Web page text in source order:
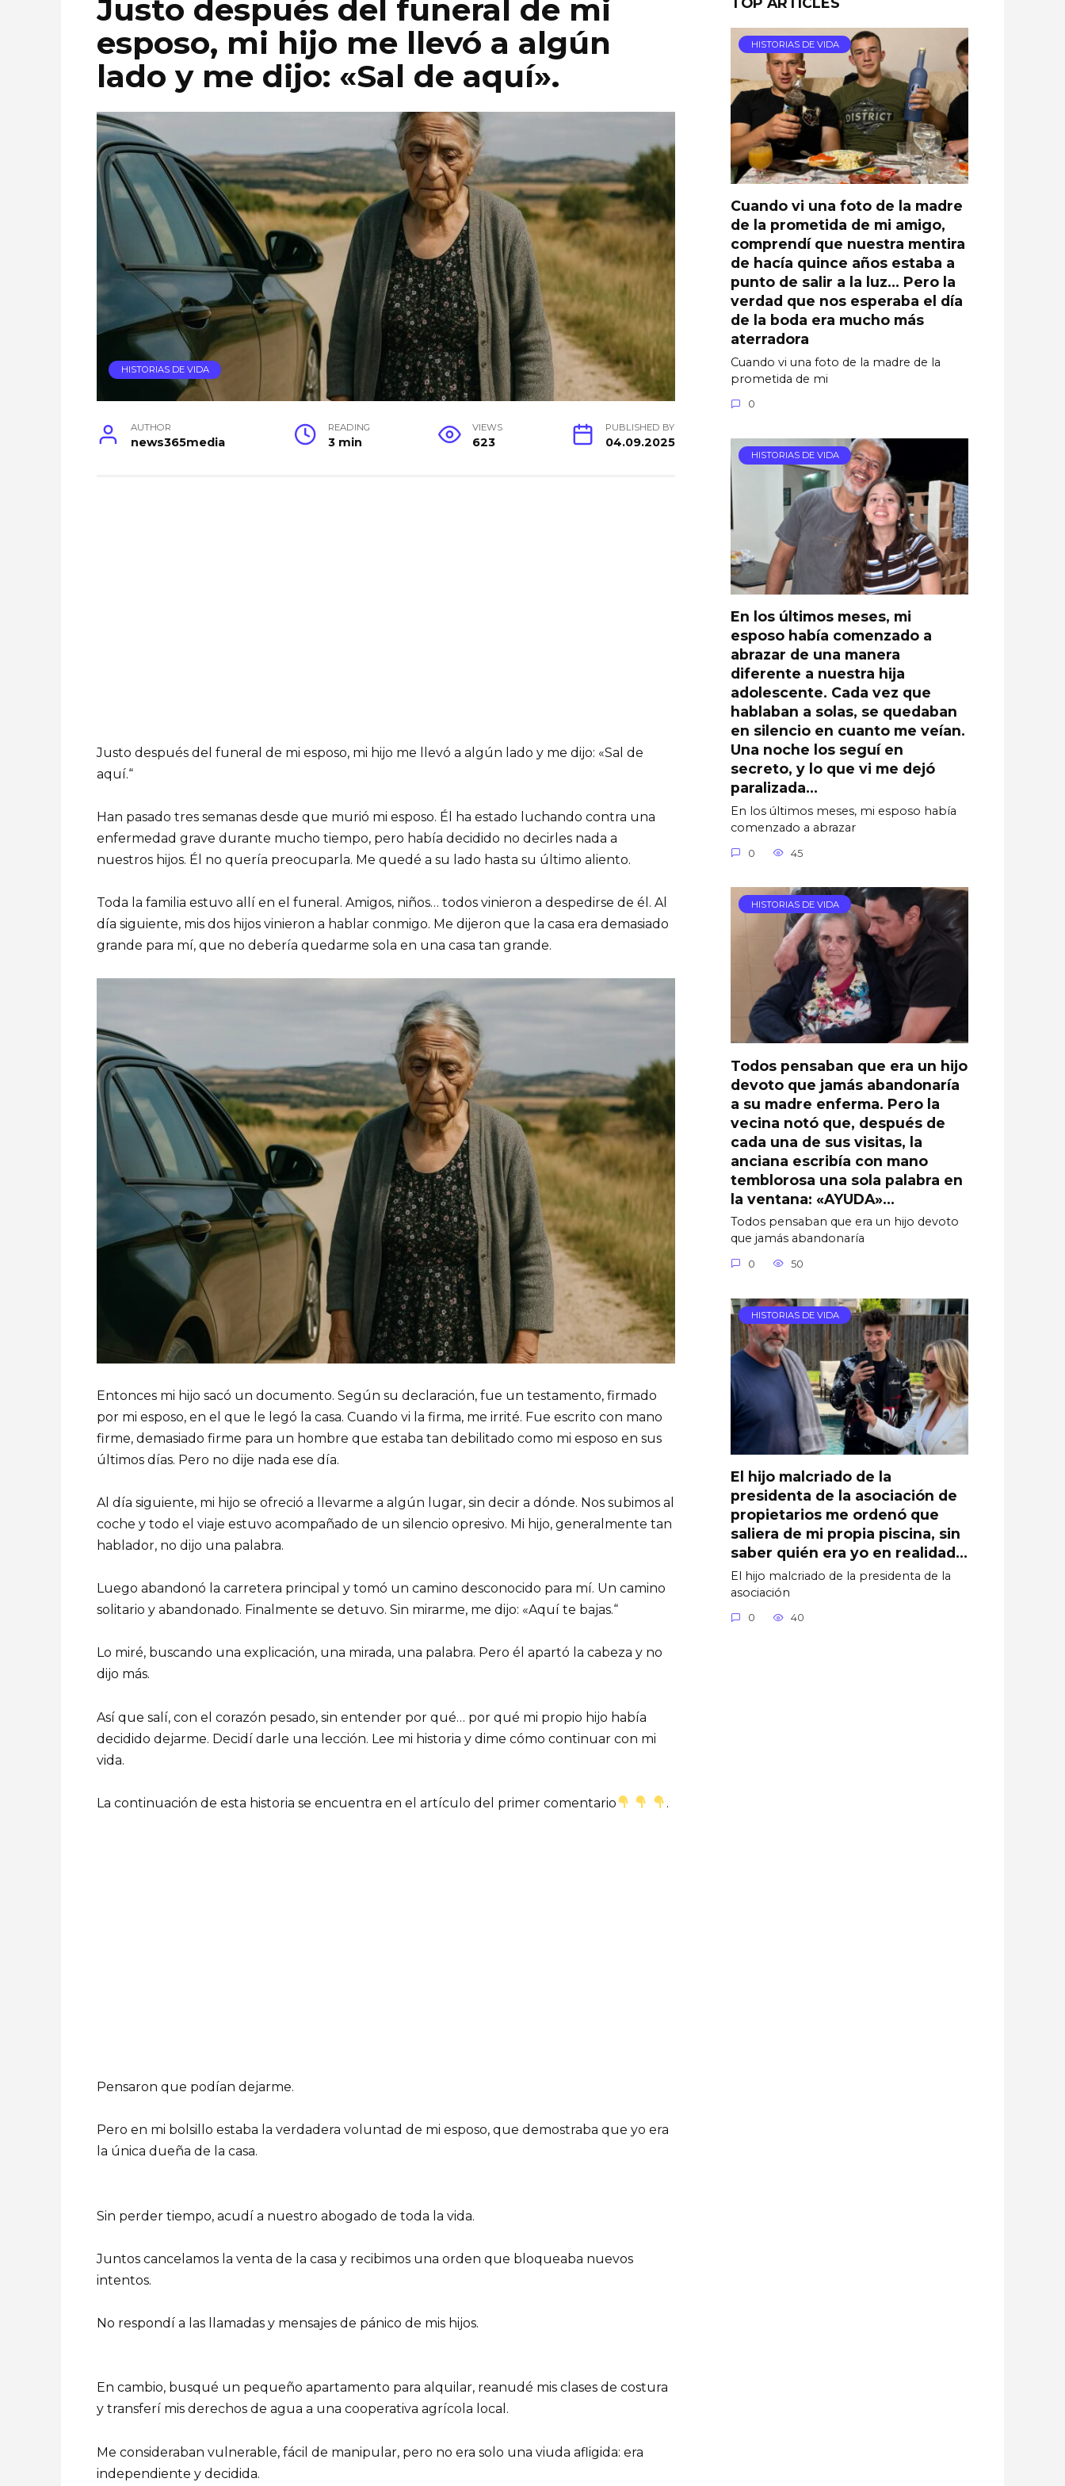
Justo después del funeral de mi
esposo, mi hijo me llevó a algún
lado y me dijo: «Sal de aquí».
HISTORIAS DE VIDA
AUTHOR
news365media
READING
3 min
VIEWS
623
PUBLISHED BY
04.09.2025
Justo después del funeral de mi esposo, mi hijo me llevó a algún lado y me dijo: «Sal de
aquí.“
Han pasado tres semanas desde que murió mi esposo. Él ha estado luchando contra una
enfermedad grave durante mucho tiempo, pero había decidido no decirles nada a
nuestros hijos. Él no quería preocuparla. Me quedé a su lado hasta su último aliento.
Toda la familia estuvo allí en el funeral. Amigos, niños… todos vinieron a despedirse de él. Al
día siguiente, mis dos hijos vinieron a hablar conmigo. Me dijeron que la casa era demasiado
grande para mí, que no debería quedarme sola en una casa tan grande.
Entonces mi hijo sacó un documento. Según su declaración, fue un testamento, firmado
por mi esposo, en el que le legó la casa. Cuando vi la firma, me irrité. Fue escrito con mano
firme, demasiado firme para un hombre que estaba tan debilitado como mi esposo en sus
últimos días. Pero no dije nada ese día.
Al día siguiente, mi hijo se ofreció a llevarme a algún lugar, sin decir a dónde. Nos subimos al
coche y todo el viaje estuvo acompañado de un silencio opresivo. Mi hijo, generalmente tan
hablador, no dijo una palabra.
Luego abandonó la carretera principal y tomó un camino desconocido para mí. Un camino
solitario y abandonado. Finalmente se detuvo. Sin mirarme, me dijo: «Aquí te bajas.“
Lo miré, buscando una explicación, una mirada, una palabra. Pero él apartó la cabeza y no
dijo más.
Así que salí, con el corazón pesado, sin entender por qué… por qué mi propio hijo había
decidido dejarme. Decidí darle una lección. Lee mi historia y dime cómo continuar con mi
vida.
La continuación de esta historia se encuentra en el artículo del primer comentario .
Pensaron que podían dejarme.
Pero en mi bolsillo estaba la verdadera voluntad de mi esposo, que demostraba que yo era
la única dueña de la casa.
Sin perder tiempo, acudí a nuestro abogado de toda la vida.
Juntos cancelamos la venta de la casa y recibimos una orden que bloqueaba nuevos
intentos.
No respondí a las llamadas y mensajes de pánico de mis hijos.
En cambio, busqué un pequeño apartamento para alquilar, reanudé mis clases de costura
y transferí mis derechos de agua a una cooperativa agrícola local.
Me consideraban vulnerable, fácil de manipular, pero no era solo una viuda afligida: era
independiente y decidida.
HISTORIAS DE VIDA
Cuando vi una foto de la madre
de la prometida de mi amigo,
comprendí que nuestra mentira
de hacía quince años estaba a
punto de salir a la luz… Pero la
verdad que nos esperaba el día
de la boda era mucho más
aterradora
Cuando vi una foto de la madre de la
prometida de mi
0
HISTORIAS DE VIDA
En los últimos meses, mi
esposo había comenzado a
abrazar de una manera
diferente a nuestra hija
adolescente. Cada vez que
hablaban a solas, se quedaban
en silencio en cuanto me veían.
Una noche los seguí en
secreto, y lo que vi me dejó
paralizada…
En los últimos meses, mi esposo había
comenzado a abrazar
0 45
HISTORIAS DE VIDA
Todos pensaban que era un hijo
devoto que jamás abandonaría
a su madre enferma. Pero la
vecina notó que, después de
cada una de sus visitas, la
anciana escribía con mano
temblorosa una sola palabra en
la ventana: «AYUDA»…
Todos pensaban que era un hijo devoto
que jamás abandonaría
0 50
HISTORIAS DE VIDA
El hijo malcriado de la
presidenta de la asociación de
propietarios me ordenó que
saliera de mi propia piscina, sin
saber quién era yo en realidad…
El hijo malcriado de la presidenta de la
asociación
0 40